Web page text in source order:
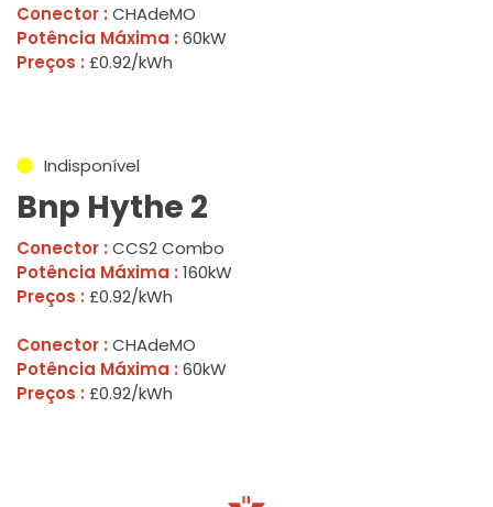
Conector : CHAdeMO
Potência Máxima : 60kW
Preços : £0.92/kWh
Indisponível
Bnp Hythe 2
Conector : CCS2 Combo
Potência Máxima : 160kW
Preços : £0.92/kWh
Conector : CHAdeMO
Potência Máxima : 60kW
Preços : £0.92/kWh